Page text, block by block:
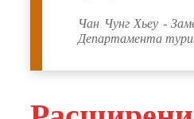
Чан Чунг Хьеу -
Департамента